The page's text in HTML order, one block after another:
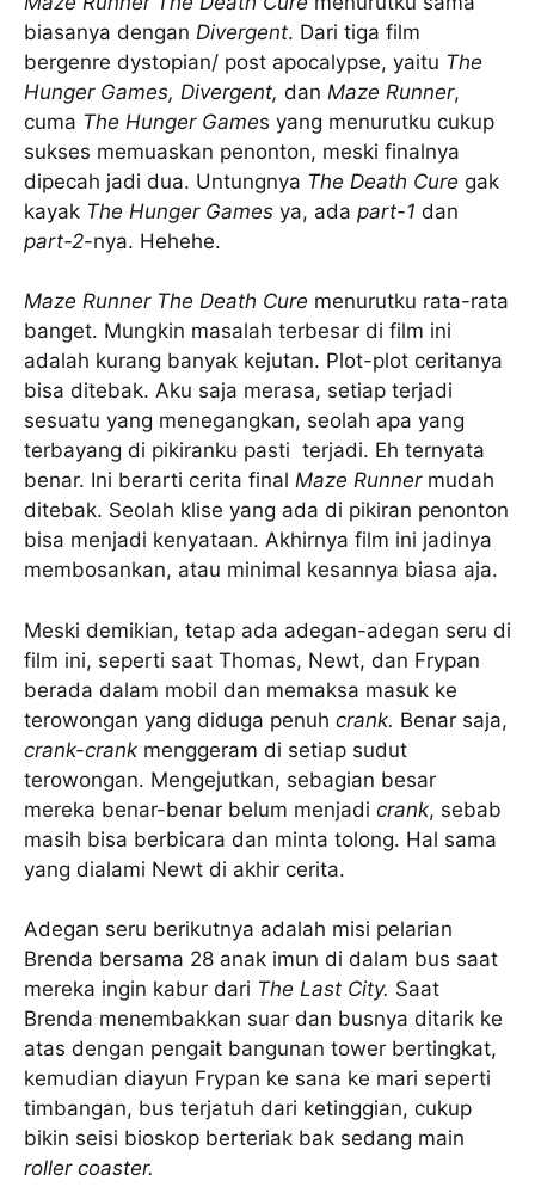
biasanya dengan Divergent. Dari tiga film
bergenre dystopian/ post apocalypse, yaitu The
Hunger Games, Divergent, dan Maze Runner,
cuma The Hunger Games yang menurutku cukup
sukses memuaskan penonton, meski finalnya
dipecah jadi dua. Untungnya The Death Cure gak
kayak The Hunger Games ya, ada part-1 dan
part-2-nya. Hehehe.
Maze Runner The Death Cure menurutku rata-rata
banget. Mungkin masalah terbesar di film ini
adalah kurang banyak kejutan. Plot-plot ceritanya
bisa ditebak. Aku saja merasa, setiap terjadi
sesuatu yang menegangkan, seolah apa yang
terbayang di pikiranku pasti terjadi. Eh ternyata
benar. Ini berarti cerita final Maze Runner mudah
ditebak. Seolah klise yang ada di pikiran penonton
bisa menjadi kenyataan. Akhirnya film ini jadinya
membosankan, atau minimal kesannya biasa aja.
Meski demikian, tetap ada adegan-adegan seru di
film ini, seperti saat Thomas, Newt, dan Frypan
berada dalam mobil dan memaksa masuk ke
terowongan yang diduga penuh crank. Benar saja,
crank-crank menggeram di setiap sudut
terowongan. Mengejutkan, sebagian besar
mereka benar-benar belum menjadi crank, sebab
masih bisa berbicara dan minta tolong. Hal sama
yang dialami Newt di akhir cerita.
Adegan seru berikutnya adalah misi pelarian
Brenda bersama 28 anak imun di dalam bus saat
mereka ingin kabur dari The Last City. Saat
Brenda menembakkan suar dan busnya ditarik ke
atas dengan pengait bangunan tower bertingkat,
kemudian diayun Frypan ke sana ke mari seperti
timbangan, bus terjatuh dari ketinggian, cukup
bikin seisi bioskop berteriak bak sedang main
roller coaster.